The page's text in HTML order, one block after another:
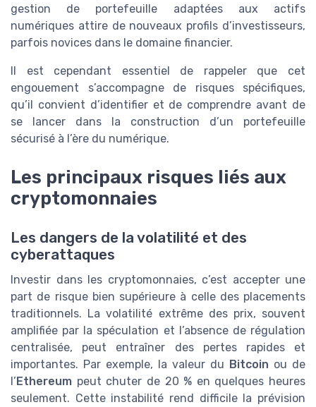
gestion de portefeuille adaptées aux actifs
numériques attire de nouveaux profils d’investisseurs,
parfois novices dans le domaine financier.
Il est cependant essentiel de rappeler que cet
engouement s’accompagne de risques spécifiques,
qu’il convient d’identifier et de comprendre avant de
se lancer dans la construction d’un portefeuille
sécurisé à l’ère du numérique.
Les principaux risques liés aux
cryptomonnaies
Les dangers de la volatilité et des
cyberattaques
Investir dans les cryptomonnaies, c’est accepter une
part de risque bien supérieure à celle des placements
traditionnels. La volatilité extrême des prix, souvent
amplifiée par la spéculation et l’absence de régulation
centralisée, peut entraîner des pertes rapides et
importantes. Par exemple, la valeur du Bitcoin ou de
l’Ethereum peut chuter de 20 % en quelques heures
seulement. Cette instabilité rend difficile la prévision